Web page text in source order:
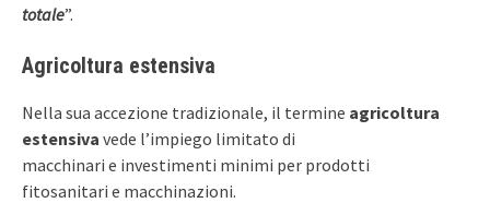
totale”.
Agricoltura estensiva
Nella sua accezione tradizionale, il termine agricoltura
estensiva vede l’impiego limitato di
macchinari e investimenti minimi per prodotti
fitosanitari e macchinazioni.